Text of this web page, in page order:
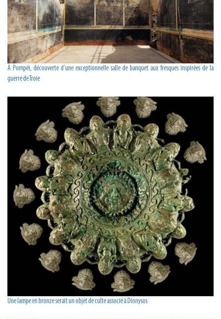
À Pompéi, découverte d’une exceptionnelle salle de banquet aux fresques inspirées de la
guerre de Troie
Une lampe en bronze serait un objet de culte associé à Dionysos